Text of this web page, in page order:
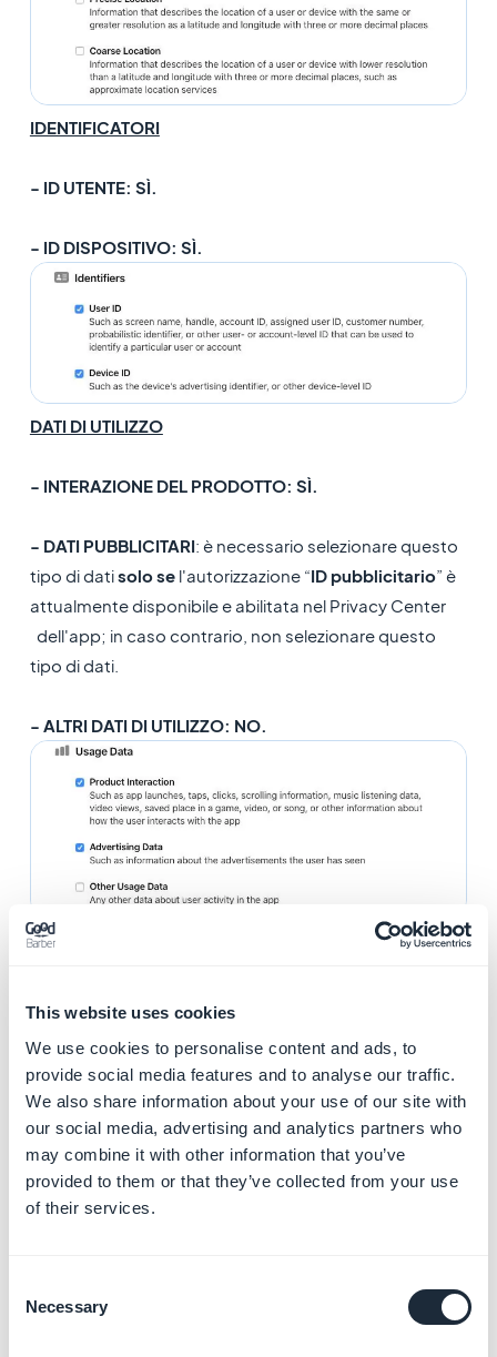
This website uses cookies
We use cookies to personalise content and ads, to
provide social media features and to analyse our traffic.
We also share information about your use of our site with
our social media, advertising and analytics partners who
may combine it with other information that you’ve
provided to them or that they’ve collected from your use
of their services.
Selection
Necessary
IDENTIFICATORI
- ID UTENTE: SÌ.
- ID DISPOSITIVO: SÌ.
DATI DI UTILIZZO
- INTERAZIONE DEL PRODOTTO: SÌ.
- DATI PUBBLICITARI: è necessario selezionare questo
tipo di datisolo sel'autorizzazione “ID pubblicitario” è
attualmente disponibile e abilitata nel Privacy Center
dell'app; in caso contrario, non selezionare questo
tipo di dati.
- ALTRI DATI DI UTILIZZO: NO.
DIAGNOSTICA
- DATI SULLE PRESTAZIONI: SÌ.
- ALTRI DATI DIAGNOSTICI: SÌ.
Quando si arriva, fare clic suPubblica.